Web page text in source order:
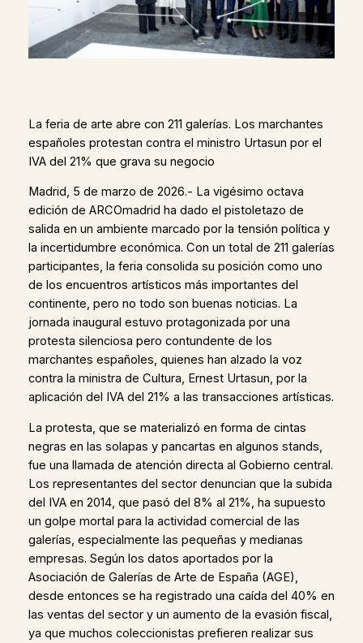
La feria de arte abre con 211 galerías. Los marchantes
españoles protestan contra el ministro Urtasun por el
IVA del 21% que grava su negocio
Madrid, 5 de marzo de 2026.- La vigésimo octava
edición de ARCOmadrid ha dado el pistoletazo de
salida en un ambiente marcado por la tensión política y
la incertidumbre económica. Con un total de 211 galerías
participantes, la feria consolida su posición como uno
de los encuentros artísticos más importantes del
continente, pero no todo son buenas noticias. La
jornada inaugural estuvo protagonizada por una
protesta silenciosa pero contundente de los
marchantes españoles, quienes han alzado la voz
contra la ministra de Cultura, Ernest Urtasun, por la
aplicación del IVA del 21% a las transacciones artísticas.
La protesta, que se materializó en forma de cintas
negras en las solapas y pancartas en algunos stands,
fue una llamada de atención directa al Gobierno central.
Los representantes del sector denuncian que la subida
del IVA en 2014, que pasó del 8% al 21%, ha supuesto
un golpe mortal para la actividad comercial de las
galerías, especialmente las pequeñas y medianas
empresas. Según los datos aportados por la
Asociación de Galerías de Arte de España (AGE),
desde entonces se ha registrado una caída del 40% en
las ventas del sector y un aumento de la evasión fiscal,
ya que muchos coleccionistas prefieren realizar sus